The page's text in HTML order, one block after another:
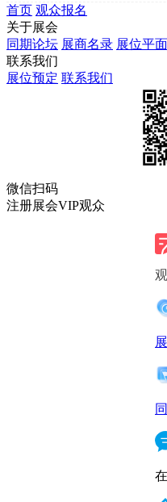
首页 观众报名
关于展会
同期论坛 展商名录 展位平
联系我们
展位预定 联系我们
微信扫码
注册展会VIP观众